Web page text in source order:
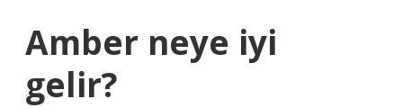
Amber neye iyi
gelir?